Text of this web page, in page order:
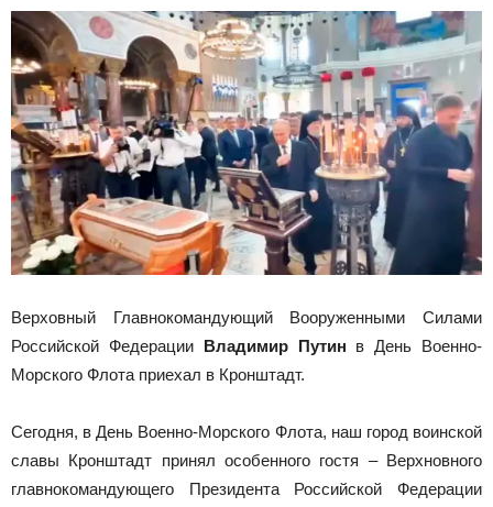
Верховный Главнокомандующий Вооруженными Силами
Российской Федерации Владимир Путин в День Военно-
Морского Флота приехал в Кронштадт.
Сегодня, в День Военно-Морского Флота, наш город воинской
славы Кронштадт принял особенного гостя – Верхновного
главнокомандующего Президента Российской Федерации